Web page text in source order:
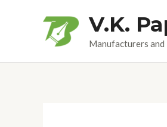
V.K.
Manufacturers